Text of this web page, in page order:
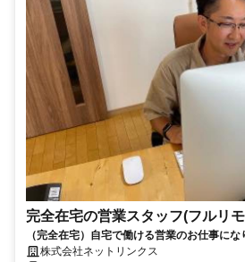
完全在宅の営業スタッフ(フルリ
（完全在宅）自宅で働ける営業のお仕事に
いません。
株式会社ネットリンクス